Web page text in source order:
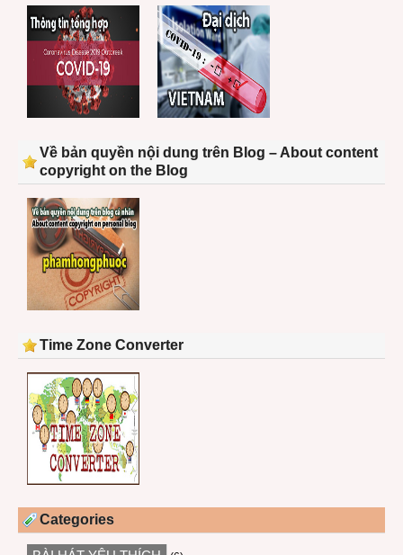
Về bản quyền nội dung trên Blog – About content
copyright on the Blog
Time Zone Converter
Categories